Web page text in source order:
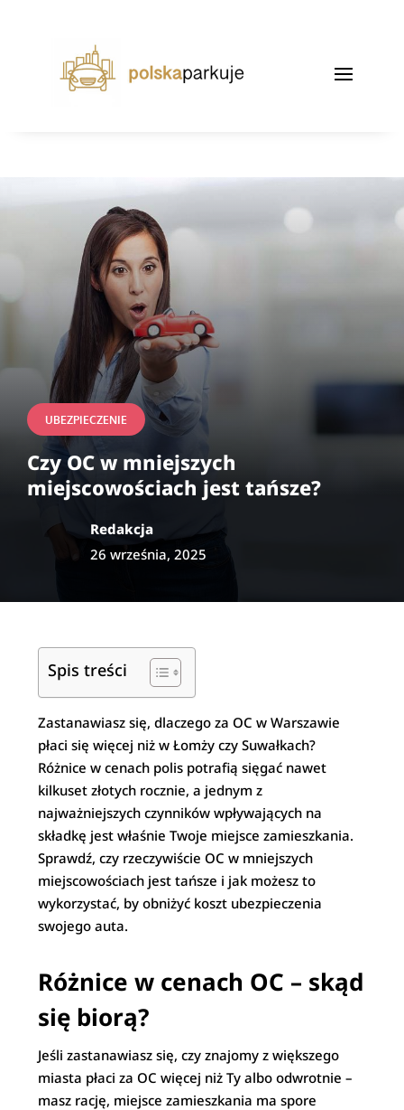
UBEZPIECZENIE
Czy OC w mniejszych
miejscowościach jest tańsze?
Redakcja
26 września, 2025
Spis treści
Zastanawiasz się, dlaczego za OC w Warszawie
płaci się więcej niż w Łomży czy Suwałkach?
Różnice w cenach polis potrafią sięgać nawet
kilkuset złotych rocznie, a jednym z
najważniejszych czynników wpływających na
składkę jest właśnie Twoje miejsce zamieszkania.
Sprawdź, czy rzeczywiście OC w mniejszych
miejscowościach jest tańsze i jak możesz to
wykorzystać, by obniżyć koszt ubezpieczenia
swojego auta.
Różnice w cenach OC – skąd
się biorą?
Jeśli zastanawiasz się, czy znajomy z większego
miasta płaci za OC więcej niż Ty albo odwrotnie –
masz rację, miejsce zamieszkania ma spore